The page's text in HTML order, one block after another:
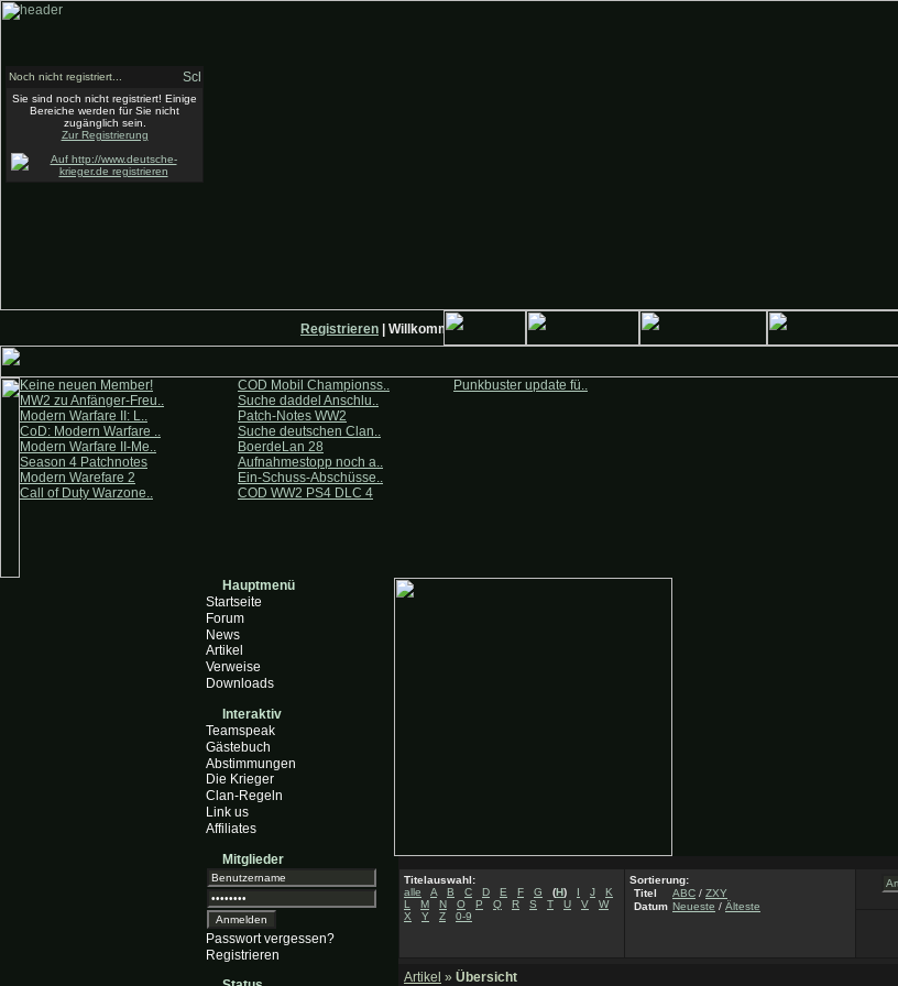
Registrieren| Willkommen auf Deutsche-Krieger.de
Keine neuen Member!
MW2 zu Anfänger-Freu..
Modern Warfare II: L..
CoD: Modern Warfare ..
Modern Warfare II-Me..
Season 4 Patchnotes
Modern Warefare 2
Call of Duty Warzone..
COD Mobil Championss..
Suche daddel Anschlu..
Patch-Notes WW2
Suche deutschen Clan..
BoerdeLan 28
Aufnahmestopp noch a..
Ein-Schuss-Abschüsse..
COD WW2 PS4 DLC 4
Punkbuster update fü..
Hauptmenü
Startseite
Forum
News
Artikel
Verweise
Downloads
Interaktiv
Teamspeak
Gästebuch
Abstimmungen
Die Krieger
Clan-Regeln
Link us
Affiliates
Mitglieder
Passwort vergessen?
Registrieren
Titelauswahl:
alle
A B C D E F G (H) I J
K
L
M N O P Q R S T U V
W
X
Y Z 0-9
Sortierung:
Titel
ABC / ZXY
Datum Neueste / Älteste
Artikel » Übersicht
Noch nicht registriert...
Sie sind noch nicht registriert! Einige
Bereiche werden für Sie nicht
zugänglich sein.
Zur Registrierung